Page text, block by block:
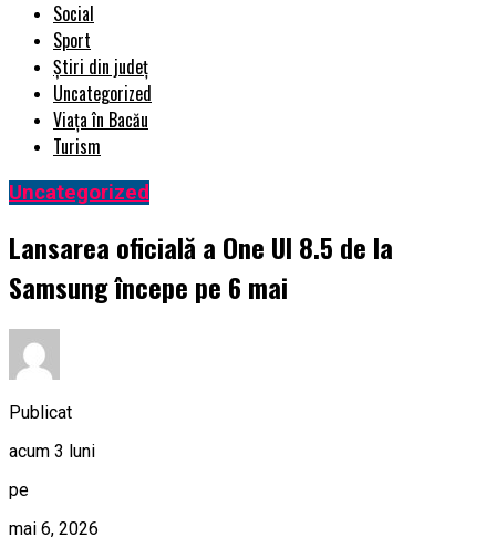
Social
Sport
Știri din județ
Uncategorized
Viața în Bacău
Turism
Uncategorized
Lansarea oficială a One UI 8.5 de la
Samsung începe pe 6 mai
Publicat
acum 3 luni
pe
mai 6, 2026